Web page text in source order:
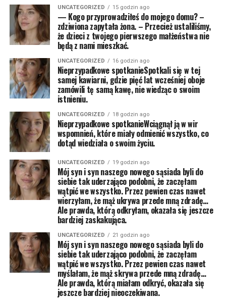
UNCATEGORIZED 15 godzin ago
— Kogo przyprowadziłeś do mojego domu? –
zdziwiona zapytała żona. – Przecież ustaliliśmy,
że dzieci z twojego pierwszego małżeństwa nie
będą z nami mieszkać.
UNCATEGORIZED 16 godzin ago
Nieprzypadkowe spotkanieSpotkali się w tej
samej kawiarni, gdzie pięć lat wcześniej oboje
zamówili tę samą kawę, nie wiedząc o swoim
istnieniu.
UNCATEGORIZED 18 godzin ago
Nieprzypadkowe spotkanieWciągnął ją w wir
wspomnień, które miały odmienić wszystko, co
dotąd wiedziała o swoim życiu.
UNCATEGORIZED 19 godzin ago
Mój syn i syn naszego nowego sąsiada byli do
siebie tak uderzająco podobni, że zaczęłam
wątpić we wszystko. Przez pewien czas nawet
wierzyłam, że mąż ukrywa przede mną zdradę…
Ale prawda, którą odkryłam, okazała się jeszcze
bardziej zaskakująca.
UNCATEGORIZED 21 godzin ago
Mój syn i syn naszego nowego sąsiada byli do
siebie tak uderzająco podobni, że zaczęłam
wątpić we wszystko. Przez pewien czas nawet
myślałam, że mąż skrywa przede mną zdradę…
Ale prawda, którą miałam odkryć, okazała się
jeszcze bardziej nieoczekiwana.